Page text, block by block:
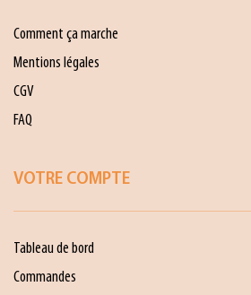
Comment ça marche
Mentions légales
CGV
FAQ
VOTRE COMPTE
Tableau de bord
Commandes